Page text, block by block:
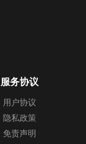
服务协议
用户协议
隐私政策
免责声明